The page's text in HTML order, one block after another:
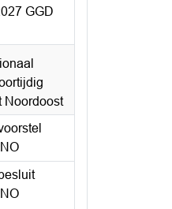
GGD
Noordoost